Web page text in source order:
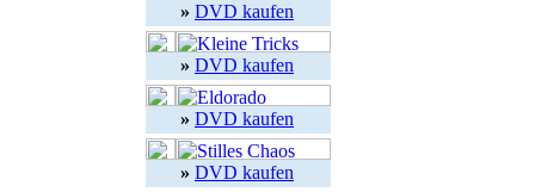
» DVD kaufen
» DVD kaufen
» DVD kaufen
» DVD kaufen